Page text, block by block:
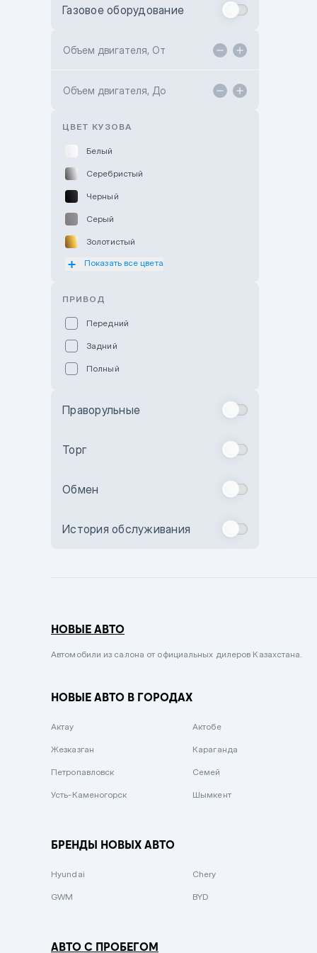
Toyota Kokshetau
Hyundai ShymCity
Газовое оборудование
Объем двигателя, От
Объем двигателя, До
ЦВЕТ КУЗОВА
Белый
Серебристый
Черный
Серый
Золотистый
Оранжевый
Бежевый
Комбинированный
Сиреневый металлик
Вишневый
Зеленый металлик
Показать все цвета
ПРИВОД
Передний
Задний
Полный
Праворульные
Торг
Обмен
История обслуживания
НОВЫЕ АВТО
Автомобили из салона от официальных дилеров Казахстана.
НОВЫЕ АВТО В ГОРОДАХ
Актау Актобе
Жезказган Караганда
Петропавловск Семей
Усть-Каменогорск Шымкент
БРЕНДЫ НОВЫХ АВТО
Hyundai Chery
GWM BYD
АВТО С ПРОБЕГОМ